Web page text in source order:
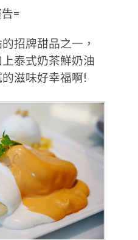
=
招牌甜品之一，
泰式奶茶鮮奶油
滋味好幸福啊!